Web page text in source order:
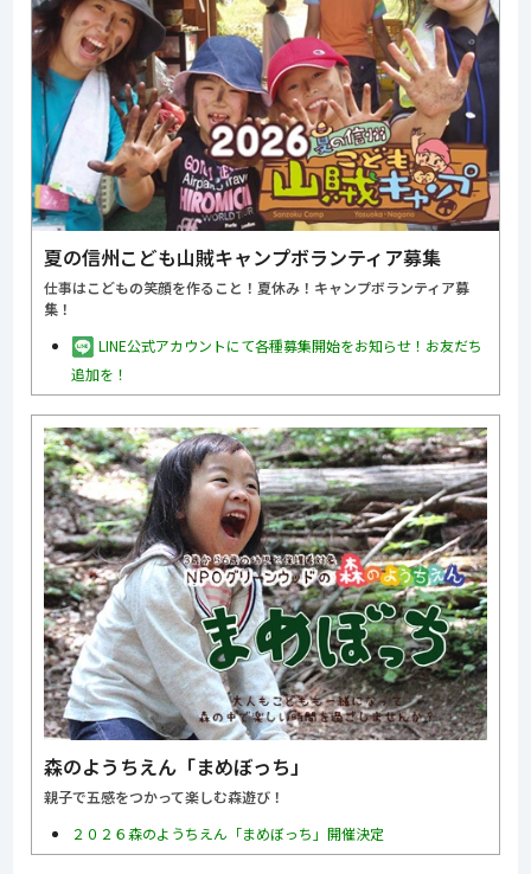
夏の信州こども山賊キャンプボランティア募集
仕事はこどもの笑顔を作ること！夏休み！キャンプボランティア募
集！
LINE公式アカウントにて各種募集開始をお知らせ！お友だち
追加を！
森のようちえん「まめぼっち」
親子で五感をつかって楽しむ森遊び！
２０２６森のようちえん「まめぼっち」開催決定